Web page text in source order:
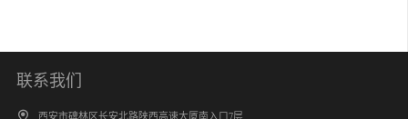
联系我们
西安市碑林区长安北路陕西高速大厦南入口7层